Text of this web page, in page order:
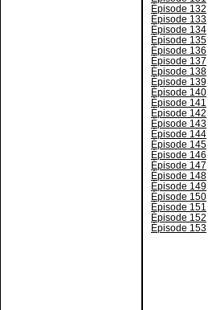
Épisode 132
Épisode 133
Épisode 134
Épisode 135
Épisode 136
Épisode 137
Épisode 138
Épisode 139
Épisode 140
Épisode 141
Épisode 142
Épisode 143
Épisode 144
Épisode 145
Épisode 146
Épisode 147
Épisode 148
Épisode 149
Épisode 150
Épisode 151
Épisode 152
Épisode 153